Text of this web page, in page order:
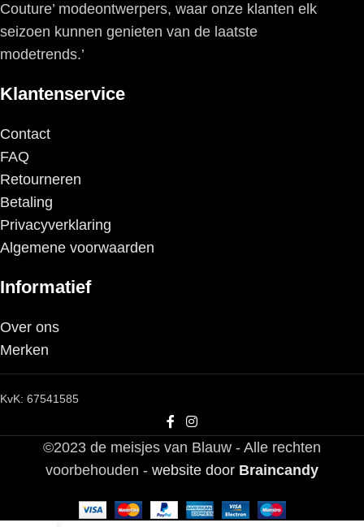
Couture’ modeontwerpers, waar onze klanten elk
seizoen kunnen genieten van de laatste
modetrends.’
Klantenservice
Contact
FAQ
Retourneren
Betaling
Privacyverklaring
Algemene voorwaarden
Informatief
Over ons
Merken
KvK: 67541585
©2023 de meisjes van Blauw - Alle rechten
voorbehouden - website door Braincandy